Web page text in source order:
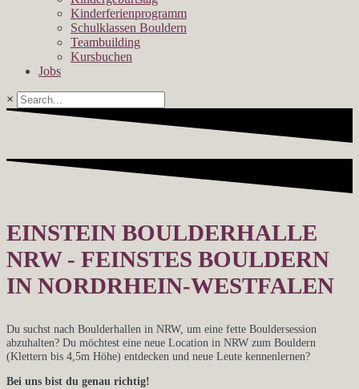
Kinderferienprogramm
Schulklassen Bouldern
Teambuilding
Kursbuchen
Jobs
×
EINSTEIN BOULDERHALLE
NRW - FEINSTES BOULDERN
IN NORDRHEIN-WESTFALEN
Du suchst nach Boulderhallen in NRW, um eine fette Bouldersession
abzuhalten? Du möchtest eine neue Location in NRW zum Bouldern
(Klettern bis 4,5m Höhe) entdecken und neue Leute kennenlernen?
Bei uns bist du genau richtig!